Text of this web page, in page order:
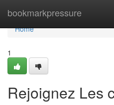
bookmarkpressure
Home
Home
1
Rejoignez Les